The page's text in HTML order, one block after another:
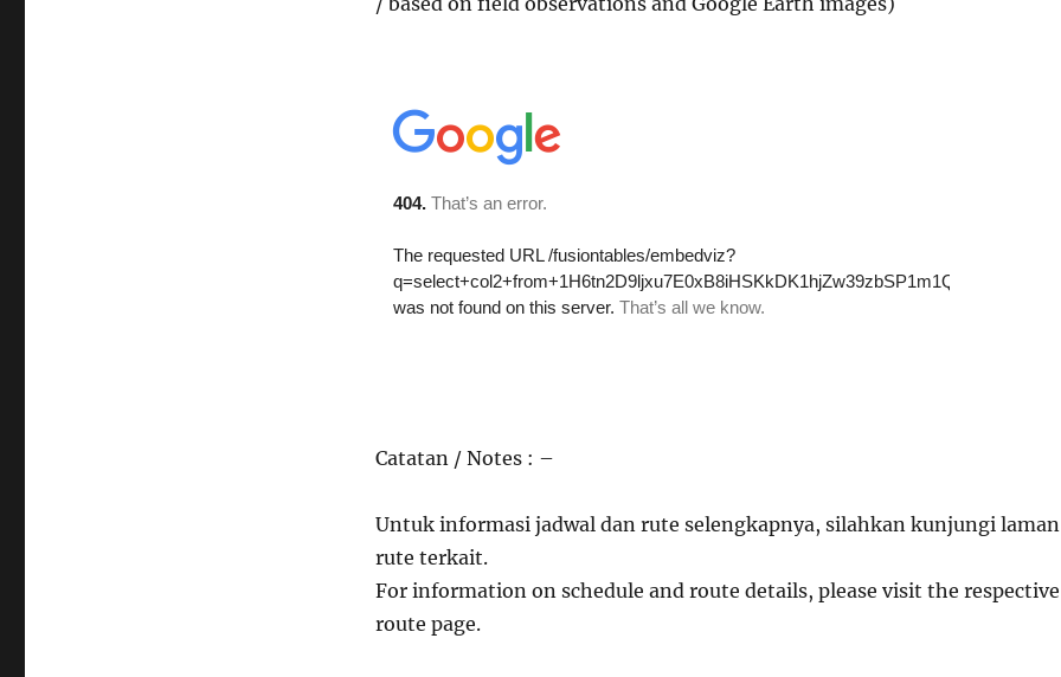
Catatan / Notes : –
Untuk informasi jadwal dan rute selengkapnya, silahkan kunjungi laman
rute terkait.
For information on schedule and route details, please visit the respective
route page.